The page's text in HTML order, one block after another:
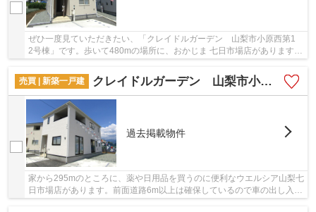
ぜひ一度見ていただきたい、「クレイドルガーデン 山梨市小原西第1
2号棟」です。歩いて480mの場所に、おかじま 七日市場店があります。
売買 | 新築一戸建
クレイドルガーデン 山梨市小原西第1 3号棟
過去掲載物件
家から295mのところに、薬や日用品を買うのに便利なウエルシア山梨七
日市場店があります。前面道路6m以上は確保しているので車の出し入れ